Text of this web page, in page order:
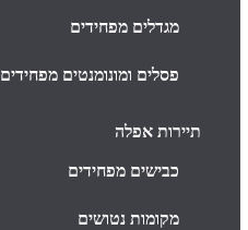
מגדלים מפחידים
פסלים ומונומנטים מפחידים
תיירות אפלה
כבישים מפחידים
מקומות נטושים